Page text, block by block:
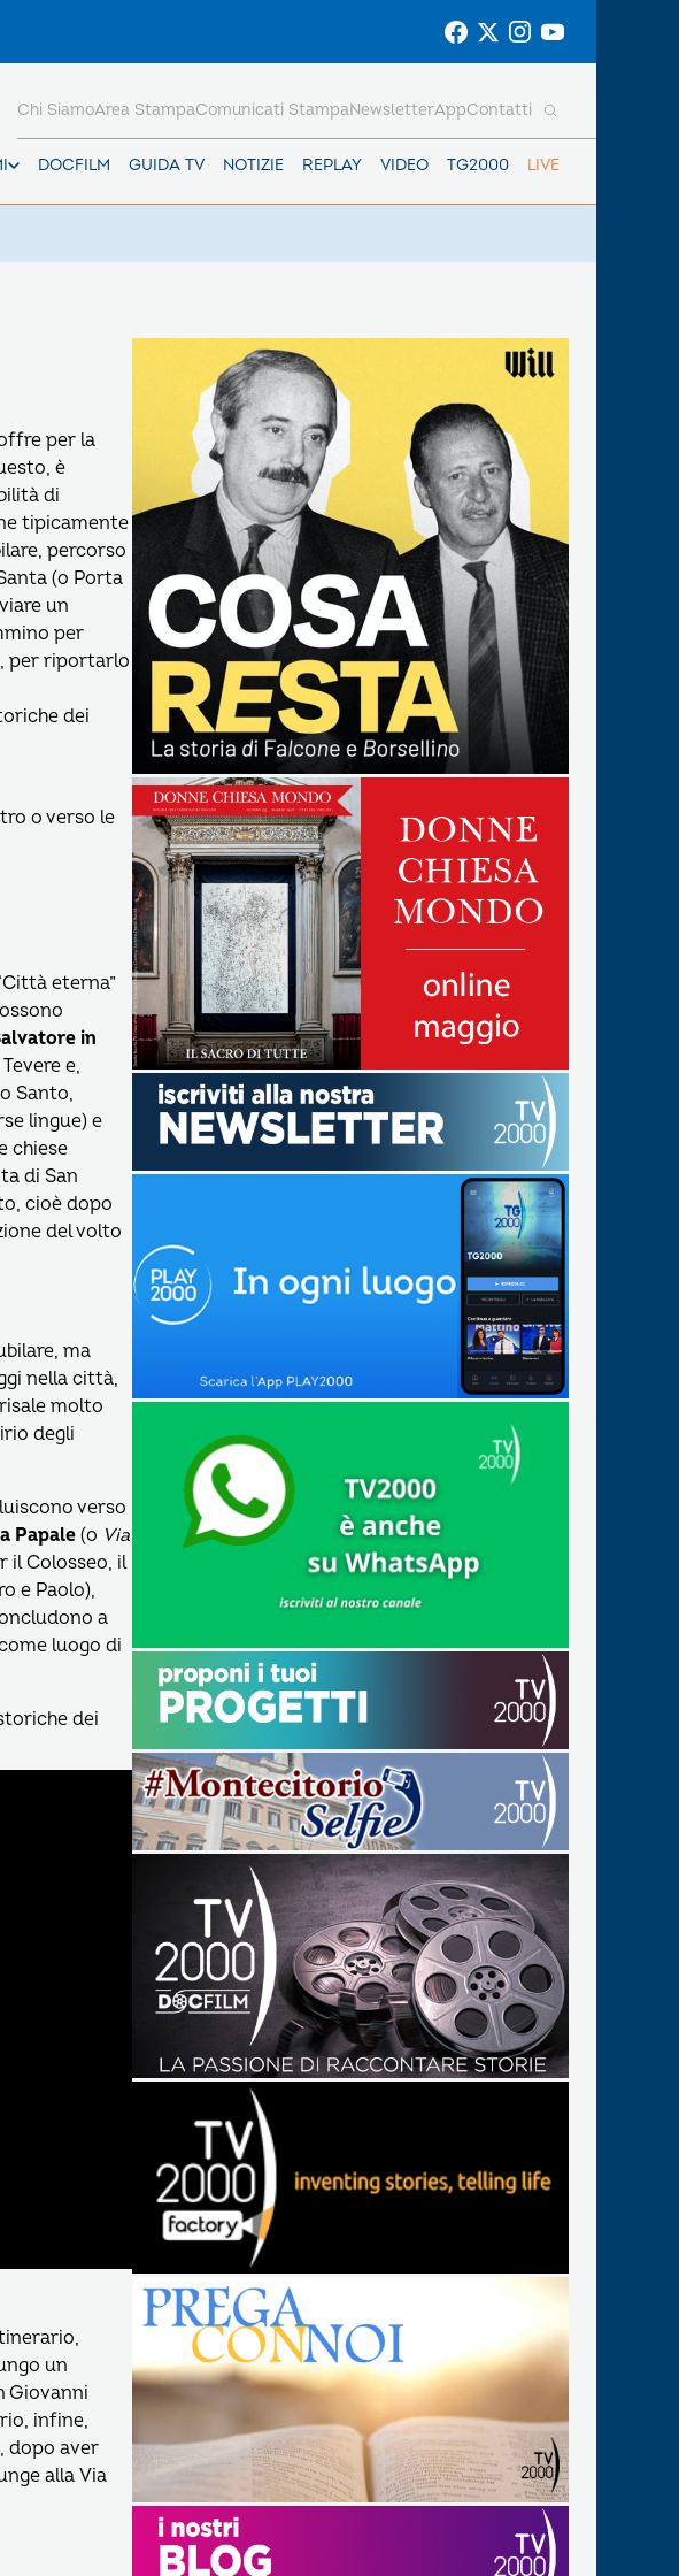
DOCFILM GUIDA TV NOTIZIE REPLAY VIDEO TG2000 LIVE
Chi SiamoArea StampaComunicati StampaNewsletterAppContatti
per la
è
di
tipicamente
percorso
(o Porta
un
per
per riportarlo
dei
o verso le
eterna”
in
e,
Santo,
lingue) e
chiese
di San
cioè dopo
del volto
ma
nella città,
molto
degli
verso
Papale (o Via
il Colosseo, il
e Paolo),
a
luogo di
dei
un
Giovanni
infine,
dopo aver
alla Via